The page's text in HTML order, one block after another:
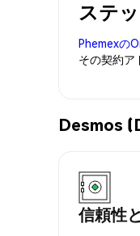
ステ
Phemexの
その契約ア
Desmos
信頼性